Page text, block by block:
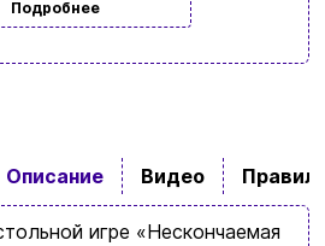
Подробнее
Описание Видео
игре «Нескончаемая